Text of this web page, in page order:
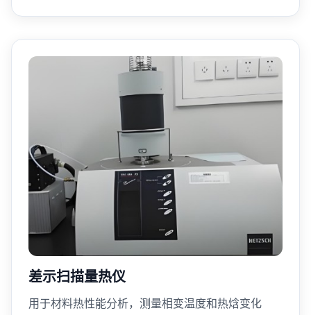
差示扫描量热仪
用于材料热性能分析，测量相变温度和热焓变化